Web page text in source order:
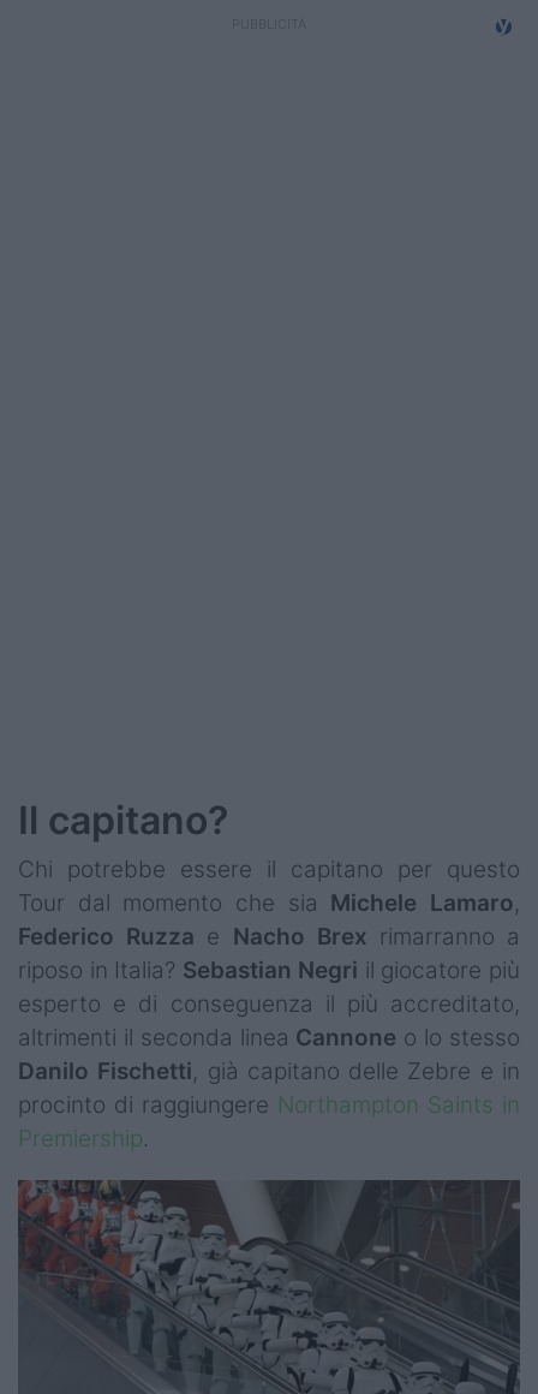
Il capitano?
Chi potrebbe essere il capitano per questo
Tour dal momento che sia Michele Lamaro,
Federico Ruzza e Nacho Brex rimarranno a
riposo in Italia? Sebastian Negri il giocatore più
esperto e di conseguenza il più accreditato,
altrimenti il seconda linea Cannone o lo stesso
Danilo Fischetti, già capitano delle Zebre e in
procinto di raggiungere Northampton Saints in
Premiership.